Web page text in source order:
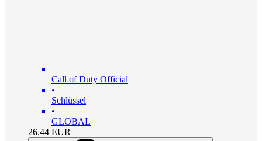
Call of Duty Official
•
Schlüssel
•
GLOBAL
26.44 EUR